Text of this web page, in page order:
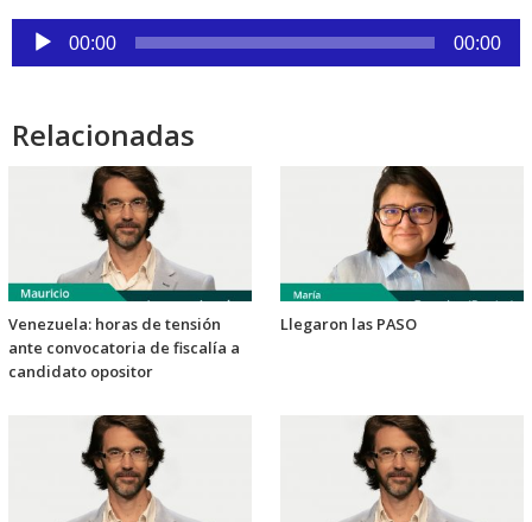
Reproductor
de
00:00 00:00
Relacionadas
Venezuela: horas de tensión
ante convocatoria de fiscalía a
candidato opositor
Llegaron las PASO